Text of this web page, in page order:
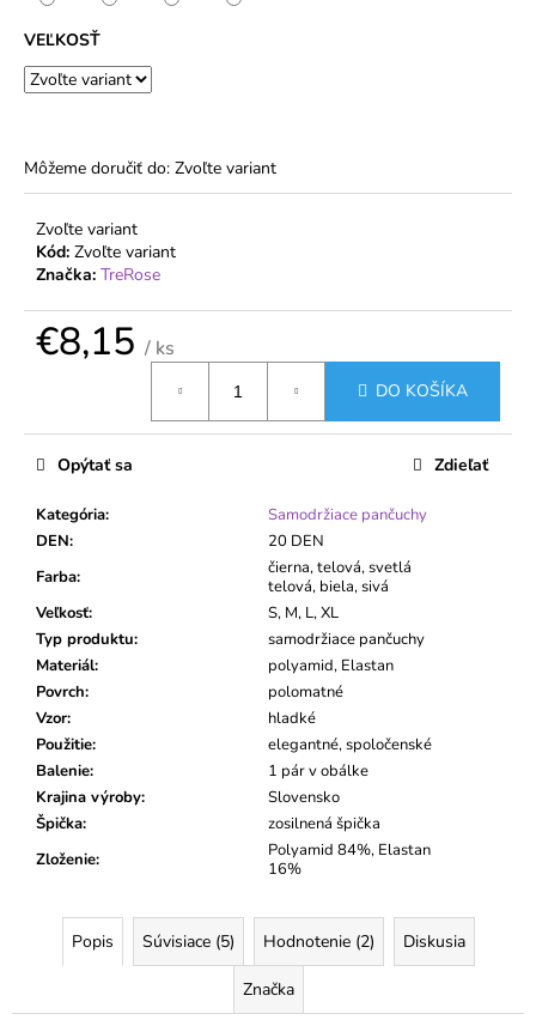
VEĽKOSŤ
Môžeme doručiť do: Zvoľte variant
Zvoľte variant
Kód: Zvoľte variant
Značka: TreRose
€8,15 / ks
DO KOŠÍKA
Kategória:
Samodržiace pančuchy
DEN:
20 DEN
Farba:
čierna, telová, svetlá
telová, biela, sivá
Veľkosť:
S, M, L, XL
Typ produktu:
samodržiace pančuchy
Materiál:
polyamid, Elastan
Povrch:
polomatné
Vzor:
hladké
Použitie:
elegantné, spoločenské
Balenie:
1 pár v obálke
Krajina výroby:
Slovensko
Špička:
zosilnená špička
Zloženie:
Polyamid 84%, Elastan
16%
Opýtať sa Zdieľať
Popis Súvisiace (5) Hodnotenie (2) Diskusia
Značka
m
e
NOHAVIČKY
S
PÁSOM
FERA
€5,94